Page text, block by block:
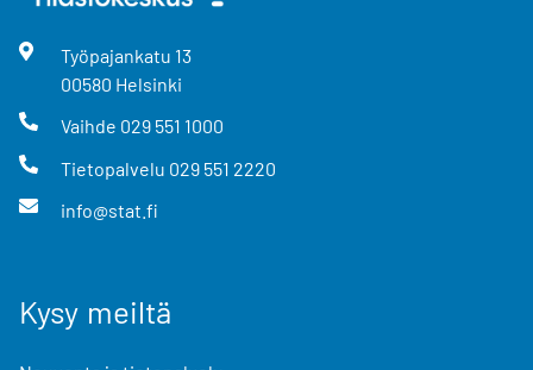
Työpajankatu 13
00580 Helsinki
Vaihde 029 551 1000
Tietopalvelu 029 551 2220
info@stat.fi
Kysy meiltä